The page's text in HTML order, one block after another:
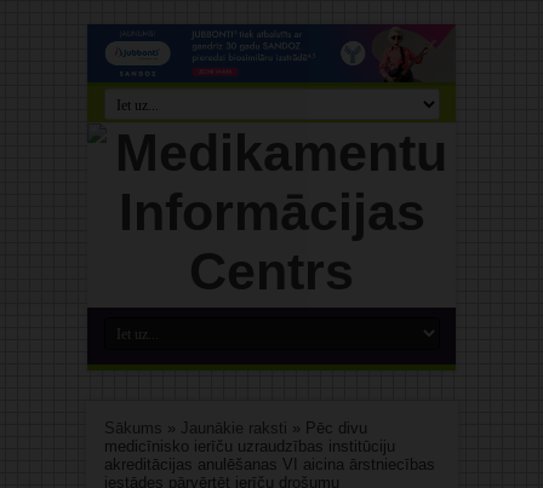
Sākums » Jaunākie raksti » Pēc divu
medicīnisko ierīču uzraudzības institūciju
akreditācijas anulēšanas VI aicina ārstniecības
iestādes pārvērtēt ierīču drošumu